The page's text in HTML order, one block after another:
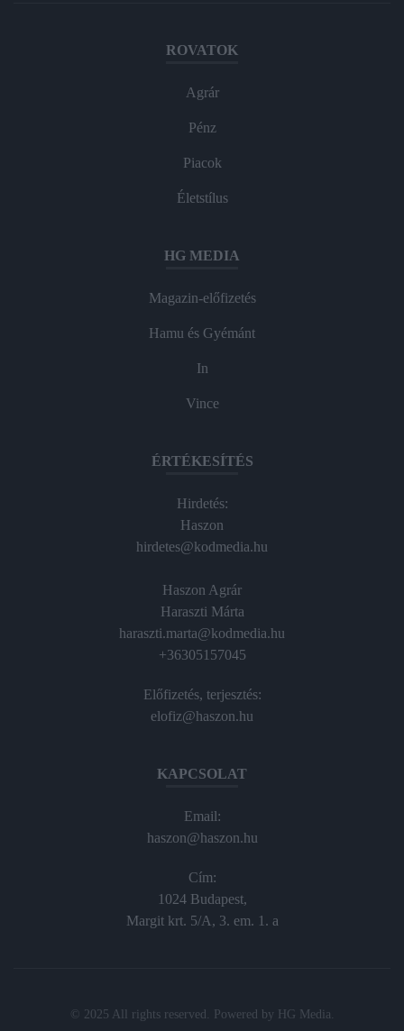
ROVATOK
Agrár
Pénz
Piacok
Életstílus
HG MEDIA
Magazin-előfizetés
Hamu és Gyémánt
In
Vince
ÉRTÉKESÍTÉS
Hirdetés:
Haszon
hirdetes@kodmedia.hu
Haszon Agrár
Haraszti Márta
haraszti.marta@kodmedia.hu
+36305157045
Előfizetés, terjesztés:
elofiz@haszon.hu
KAPCSOLAT
Email:
haszon@haszon.hu
Cím:
1024 Budapest,
Margit krt. 5/A, 3. em. 1. a
© 2025 All rights reserved. Powered by HG Media